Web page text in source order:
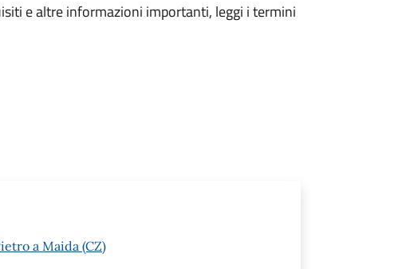
e altre informazioni importanti, leggi i termini
a Maida (CZ)